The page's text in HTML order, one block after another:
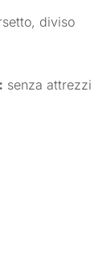
diviso
senza attrezzi